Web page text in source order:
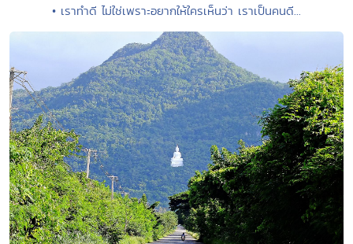
• เราทำดี ไม่ใช่เพราะอยากให้ใครเห็นว่า เราเป็นคนดี...